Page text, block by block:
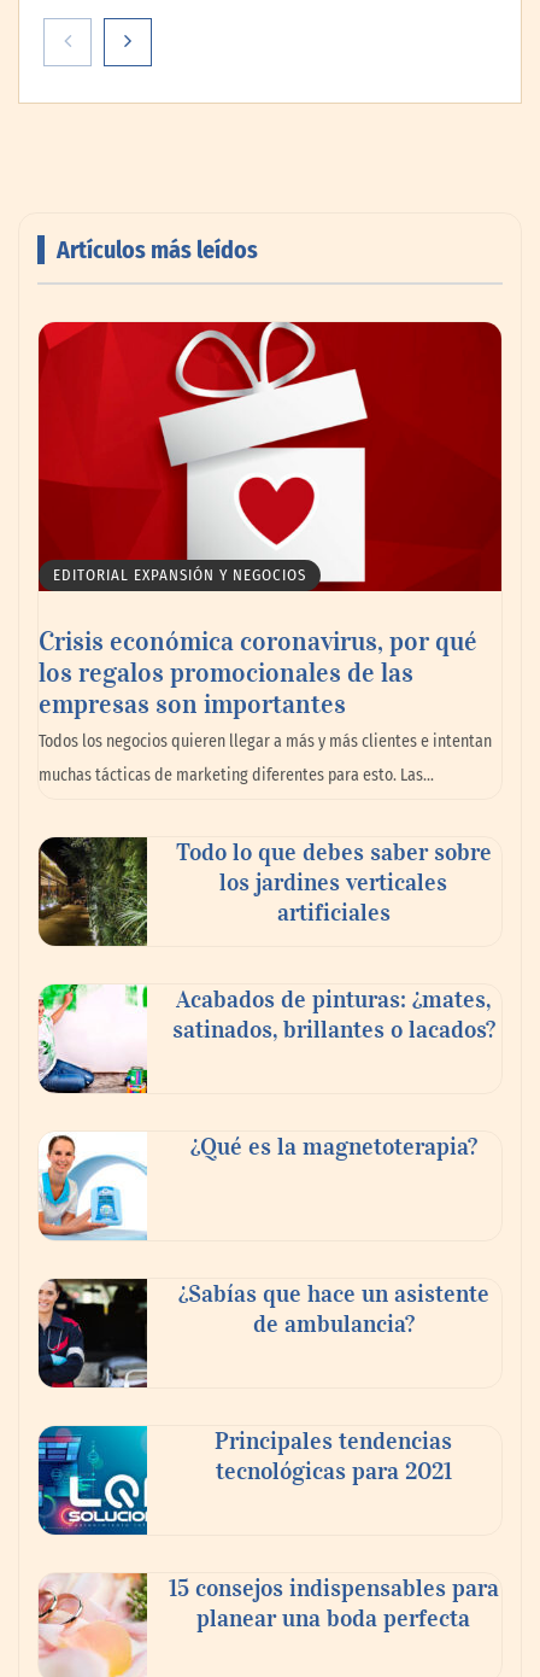
El secreto de los profesionales para
ampliar visualmente cualquier habitación
Los 10 mejores expertos en reparación de
persianas en Madrid
dormitorios originales
¿Vender tu piso por tu cuenta o con
inmobiliaria? Lo que nadie te cuenta sobre
Artículos más leídos
EDITORIAL EXPANSIÓN Y NEGOCIOS
Crisis económica coronavirus, por qué
los regalos promocionales de las
empresas son importantes
Todos los negocios quieren llegar a más y más clientes e intentan
muchas tácticas de marketing diferentes para esto. Las…
Todo lo que debes saber sobre
los jardines verticales
artificiales
Acabados de pinturas: ¿mates,
satinados, brillantes o lacados?
¿Qué es la magnetoterapia?
¿Sabías que hace un asistente
de ambulancia?
Principales tendencias
tecnológicas para 2021
15 consejos indispensables para
planear una boda perfecta